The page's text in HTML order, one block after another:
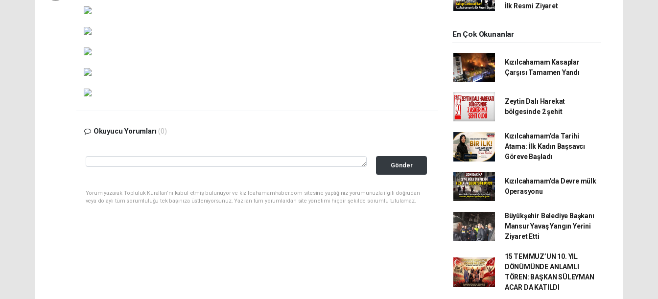
Okuyucu Yorumları (0)
Gönder
Yorum yazarak Topluluk Kuralları’nı kabul etmiş bulunuyor ve kizilcahamamhaber.com sitesine yaptığınız yorumunuzla ilgili doğrudan
veya dolaylı tüm sorumluluğu tek başınıza üstleniyorsunuz. Yazılan tüm yorumlardan site yönetimi hiçbir şekilde sorumlu tutulamaz.
İlk Resmi Ziyaret
En Çok Okunanlar
Kızılcahamam Kasaplar
Çarşısı Tamamen Yandı
Zeytin Dalı Harekat
bölgesinde 2 şehit
Kızılcahamam’da Tarihi
Atama: İlk Kadın Başsavcı
Göreve Başladı
Kızılcahamam'da Devre mülk
Operasyonu
Büyükşehir Belediye Başkanı
Mansur Yavaş Yangın Yerini
Ziyaret Etti
15 TEMMUZ’UN 10. YIL
DÖNÜMÜNDE ANLAMLI
TÖREN: BAŞKAN SÜLEYMAN
ACAR DA KATILDI